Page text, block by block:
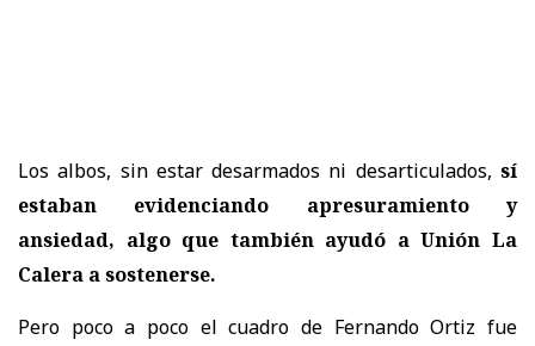
Los albos, sin estar desarmados ni desarticulados, sí
estaban evidenciando apresuramiento y
ansiedad, algo que también ayudó a Unión La
Calera a sostenerse.
Pero poco a poco el cuadro de Fernando Ortiz fue